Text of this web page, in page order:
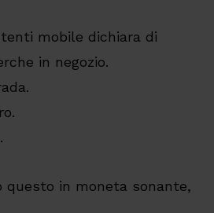
mobile dichiara di
in negozio.
questo in moneta sonante,